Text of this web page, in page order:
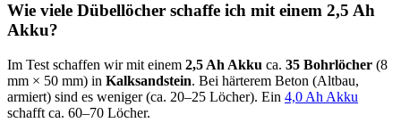
Wie viele Dübellöcher schaffe ich mit einem 2,5 Ah
Akku?
Im Test schaffen wir mit einem 2,5 Ah Akku ca. 35 Bohrlöcher (8
mm × 50 mm) in Kalksandstein. Bei härterem Beton (Altbau,
armiert) sind es weniger (ca. 20–25 Löcher). Ein 4,0 Ah Akku
schafft ca. 60–70 Löcher.